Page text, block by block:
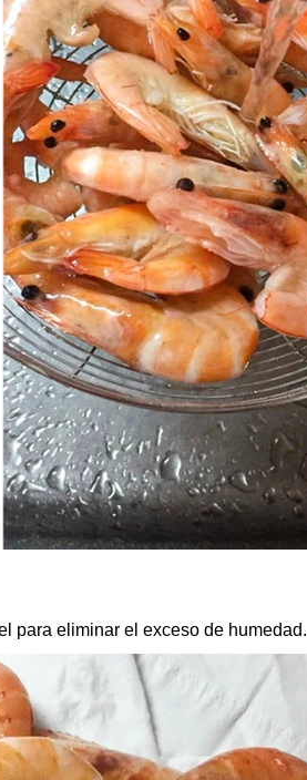
para eliminar el exceso de humedad.